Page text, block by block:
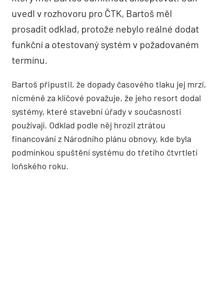
uvedl v rozhovoru pro ČTK, Bartoš měl
prosadit odklad, protože nebylo reálné dodat
funkční a otestovaný systém v požadovaném
termínu.
Bartoš připustil, že dopady časového tlaku jej mrzí,
nicméně za klíčové považuje, že jeho resort dodal
systémy, které stavební úřady v současnosti
používají. Odklad podle něj hrozil ztrátou
financování z Národního plánu obnovy, kde byla
podmínkou spuštění systému do třetího čtvrtletí
loňského roku.